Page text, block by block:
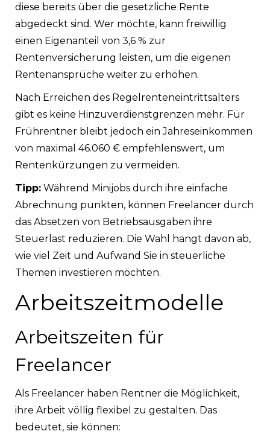
diese bereits über die gesetzliche Rente
abgedeckt sind. Wer möchte, kann freiwillig
einen Eigenanteil von 3,6 % zur
Rentenversicherung leisten, um die eigenen
Rentenansprüche weiter zu erhöhen.
Nach Erreichen des Regelrenteneintrittsalters
gibt es keine Hinzuverdienstgrenzen mehr. Für
Frührentner bleibt jedoch ein Jahreseinkommen
von maximal 46.060 € empfehlenswert, um
Rentenkürzungen zu vermeiden.
Tipp: Während Minijobs durch ihre einfache
Abrechnung punkten, können Freelancer durch
das Absetzen von Betriebsausgaben ihre
Steuerlast reduzieren. Die Wahl hängt davon ab,
wie viel Zeit und Aufwand Sie in steuerliche
Themen investieren möchten.
Arbeitszeitmodelle
Arbeitszeiten für
Freelancer
Als Freelancer haben Rentner die Möglichkeit,
ihre Arbeit völlig flexibel zu gestalten. Das
bedeutet, sie können: